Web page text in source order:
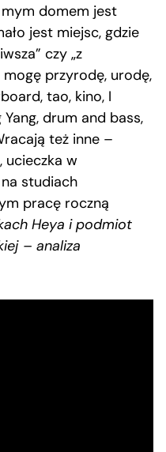
domem jest
jest miejsc, gdzie
czy „z
przyrodę, urodę,
tao, kino, I
Yang, drum and bass,
też inne –
ucieczka w
studiach
pracę roczną
Heya i podmiot
– analiza